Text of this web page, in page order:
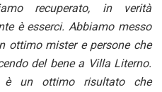
recuperato, in verità
è esserci. Abbiamo messo
ottimo mister e persone che
del bene a Villa Literno.
un ottimo risultato che